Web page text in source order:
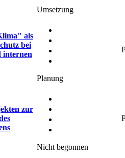
Umsetzung
als
bei
internen
Planung
zur
Nicht begonnen